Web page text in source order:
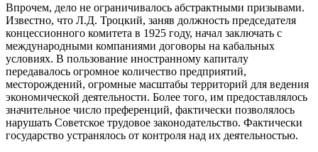
Впрочем, дело не ограничивалось абстрактными призывами.
Известно, что Л.Д. Троцкий, заняв должность председателя
концессионного комитета в 1925 году, начал заключать с
международными компаниями договоры на кабальных
условиях. В пользование иностранному капиталу
передавалось огромное количество предприятий,
месторождений, огромные масштабы территорий для ведения
экономической деятельности. Более того, им предоставлялось
значительное число преференций, фактически позволялось
нарушать Советское трудовое законодательство. Фактически
государство устранялось от контроля над их деятельностью.